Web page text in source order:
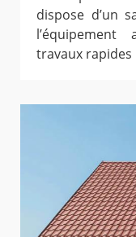
dispose d’un
travaux rapides